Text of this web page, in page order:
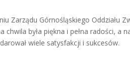
Zarządu Górnośląskiego Oddziału
chwila była piękna i pełna radości, a
wiele satysfakcji i sukcesów.